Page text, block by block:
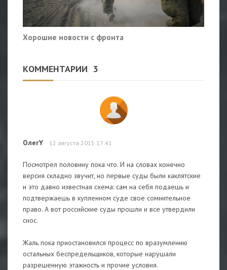
Хорошие новости с фронта
КОММЕНТАРИИ 3
ОлегY 12 августа 2015 17:41
Посмотрел половину пока что. И на словах конечно
версия складно звучит, но первые суды были каклятские
и это давно известная схема: сам на себя подаешь и
подтвержаешь в купленном суде свое сомнительное
право. А вот российские суды прошли и все утвердили
снос.
Жаль пока приостановился процесс по вразумлению
остальных беспредельщиков, которые нарушали
разрешенную этажность и прочие условия.